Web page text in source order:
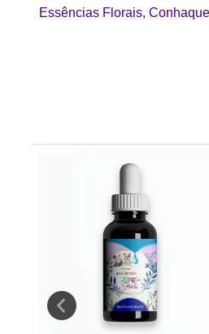
Essências Florais,